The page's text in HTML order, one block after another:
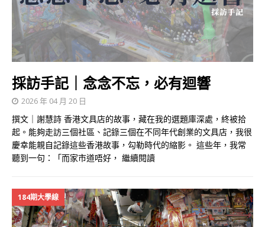
採訪手記｜念念不忘，必有迴響
2026 年 04 月 20 日
撰文｜謝慧詩 香港文具店的故事，藏在我的選題庫深處，終被拾
起。能夠走訪三個社區、記錄三個在不同年代創業的文具店，我很
慶幸能親自記錄這些香港故事，勾勒時代的縮影。 這些年，我常
聽到一句：「而家市道唔好， 繼續閱讀
184期大學線